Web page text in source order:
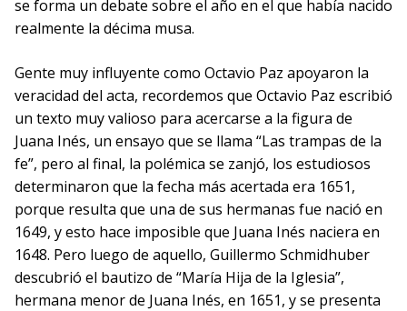
se forma un debate sobre el año en el que había nacido
realmente la décima musa.
Gente muy influyente como Octavio Paz apoyaron la
veracidad del acta, recordemos que Octavio Paz escribió
un texto muy valioso para acercarse a la figura de
Juana Inés, un ensayo que se llama “Las trampas de la
fe”, pero al final, la polémica se zanjó, los estudiosos
determinaron que la fecha más acertada era 1651,
porque resulta que una de sus hermanas fue nació en
1649, y esto hace imposible que Juana Inés naciera en
1648. Pero luego de aquello, Guillermo Schmidhuber
descubrió el bautizo de “María Hija de la Iglesia”,
hermana menor de Juana Inés, en 1651, y se presenta